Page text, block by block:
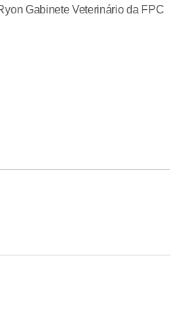
Gabinete Veterinário da FPC